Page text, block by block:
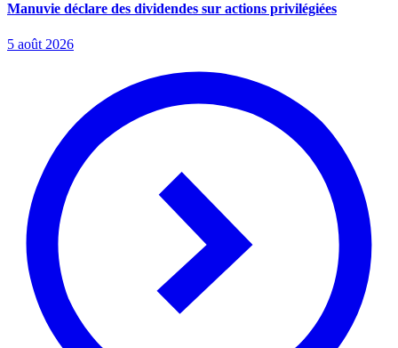
Manuvie déclare des dividendes sur actions privilégiées
5 août 2026